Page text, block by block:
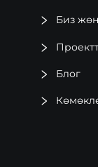
Биз
Блог